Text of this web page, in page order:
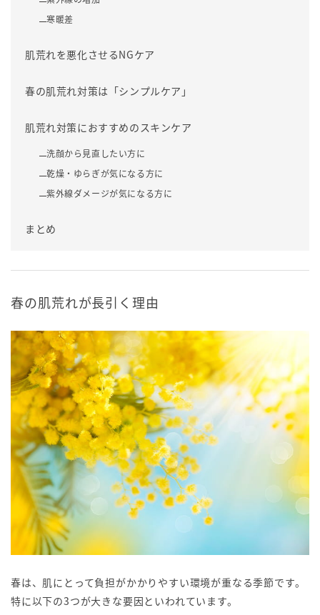
寒暖差
肌荒れを悪化させるNGケア
春の肌荒れ対策は「シンプルケア」
肌荒れ対策におすすめのスキンケア
洗顔から見直したい方に
乾燥・ゆらぎが気になる方に
紫外線ダメージが気になる方に
まとめ
春の肌荒れが長引く理由
春は、肌にとって負担がかかりやすい環境が重なる季節です。
特に以下の3つが大きな要因といわれています。